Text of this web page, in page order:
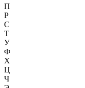
П
Р
С
Т
У
Ф
Х
Ц
Ч